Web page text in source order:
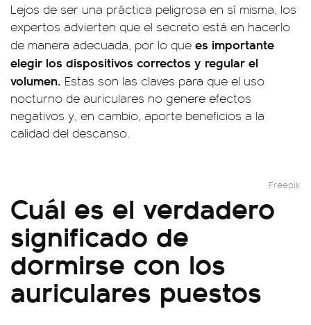
Lejos de ser una práctica peligrosa en sí misma, los
expertos advierten que el secreto está en hacerlo
de manera adecuada, por lo que es importante
elegir los dispositivos correctos y regular el
volumen. Estas son las claves para que el uso
nocturno de auriculares no genere efectos
negativos y, en cambio, aporte beneficios a la
calidad del descanso.
Freepik
Cuál es el verdadero
significado de
dormirse con los
auriculares puestos